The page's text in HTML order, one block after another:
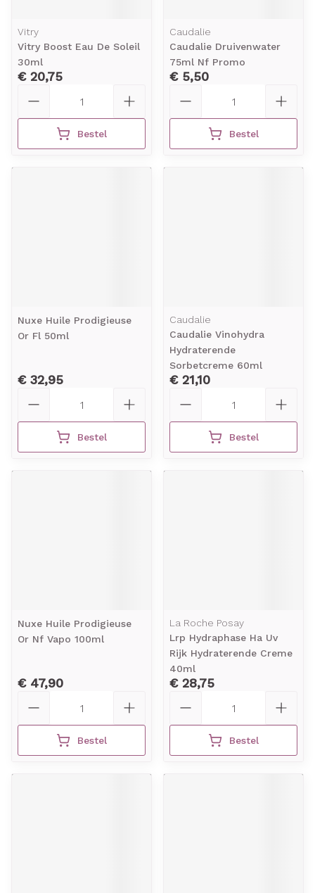
Vitry
Vitry Boost Eau De Soleil
30ml
€ 20,75
Bestel
Caudalie
Caudalie Druivenwater
75ml Nf Promo
€ 5,50
Bestel
Nuxe Huile Prodigieuse
Or Fl 50ml
€ 32,95
Bestel
Caudalie
Caudalie Vinohydra
Hydraterende
Sorbetcreme 60ml
€ 21,10
Bestel
Nuxe Huile Prodigieuse
Or Nf Vapo 100ml
€ 47,90
Bestel
La Roche Posay
Lrp Hydraphase Ha Uv
Rijk Hydraterende Creme
40ml
€ 28,75
Bestel